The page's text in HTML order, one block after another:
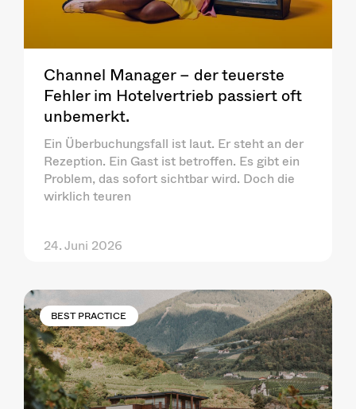
Channel Manager – der teuerste
Fehler im Hotelvertrieb passiert oft
unbemerkt.
Ein Überbuchungsfall ist laut. Er steht an der
Rezeption. Ein Gast ist betroffen. Es gibt ein
Problem, das sofort sichtbar wird. Doch die
wirklich teuren
24. Juni 2026
BEST PRACTICE